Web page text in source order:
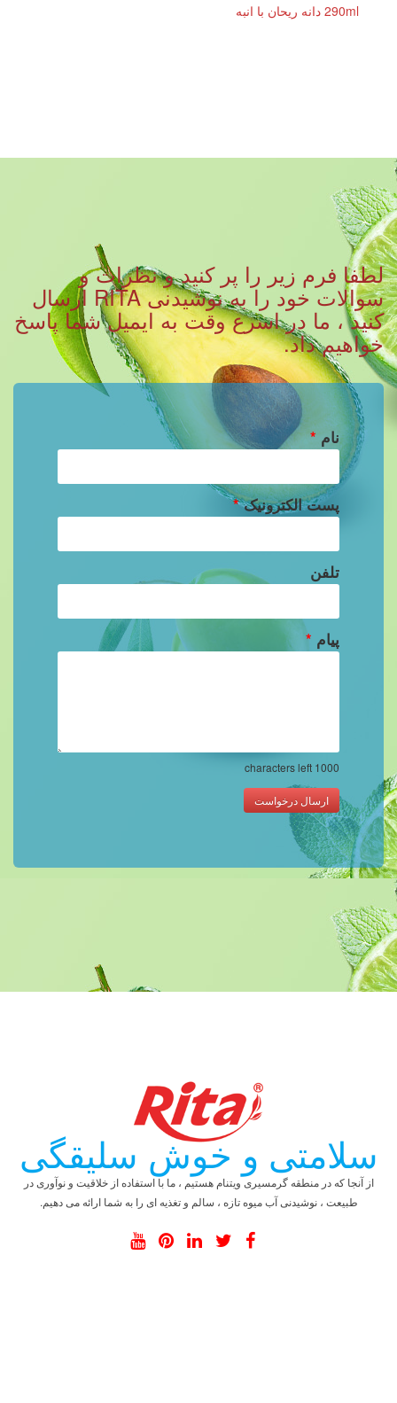
290ml دانه ریحان با انبه
لطفا فرم زیر را پر کنید و نظرات و
سوالات خود را به نوشیدنی RITA ارسال
کنید ، ما در اسرع وقت به ایمیل شما پاسخ
خواهیم داد.
نام *
پست الکترونیک*
تلفن
پیام *
1000
ارسال درخواست
سلامتی و خوش سلیقگی
از آنجا که در منطقه گرمسیری ویتنام هستیم ، ما با استفاده از خلاقیت و نوآوری در
طبیعت ، نوشیدنی آب میوه تازه ، سالم و تغذیه ای را به شما ارائه می دهیم.